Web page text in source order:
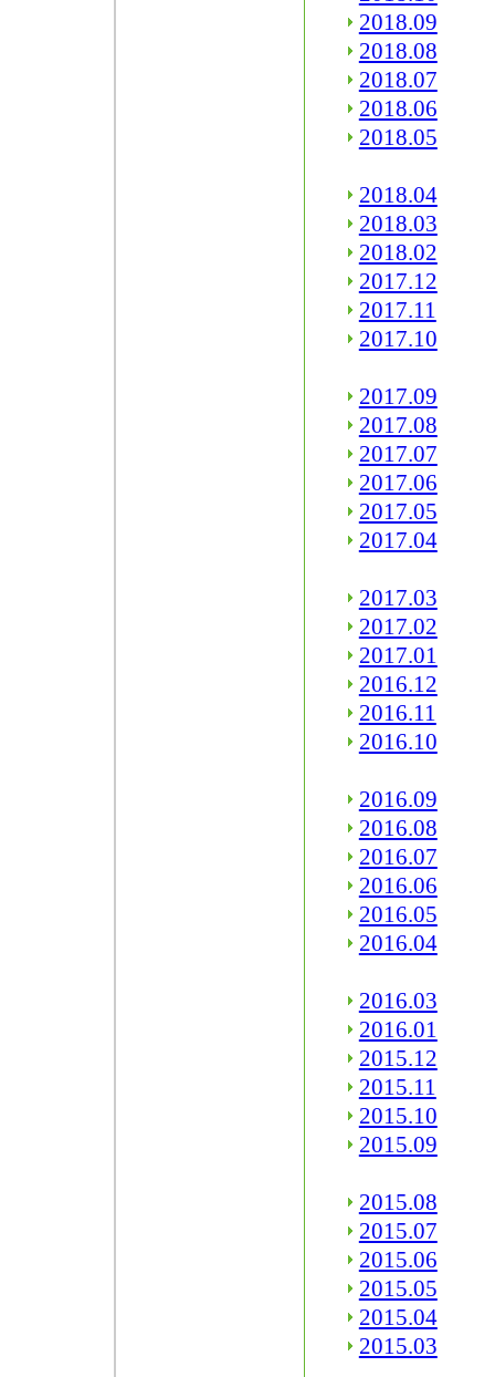
2018.09
2018.08
2018.07
2018.06
2018.05
2018.04
2018.03
2018.02
2017.12
2017.11
2017.10
2017.09
2017.08
2017.07
2017.06
2017.05
2017.04
2017.03
2017.02
2017.01
2016.12
2016.11
2016.10
2016.09
2016.08
2016.07
2016.06
2016.05
2016.04
2016.03
2016.01
2015.12
2015.11
2015.10
2015.09
2015.08
2015.07
2015.06
2015.05
2015.04
2015.03